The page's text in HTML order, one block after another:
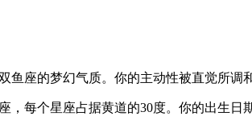
座的梦幻气质。你的主动性被直觉所调和
，每个星座占据黄道的30度。你的出生日